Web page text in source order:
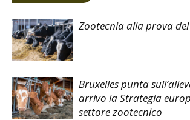
Zootecnia alla prova
Bruxelles punta
arrivo la Strategia
settore zootecnico